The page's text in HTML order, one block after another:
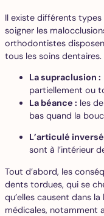
Il existe différents types
soigner les
orthodontistes
tous les soins dentaires.
La supraclusion :
partiellement ou
La béance : les
bas quand la
L’articulé
sont à l’intérieur
Tout d’abord, les
dents tordues, qui se
qu’elles causent dans
médicales, notamment